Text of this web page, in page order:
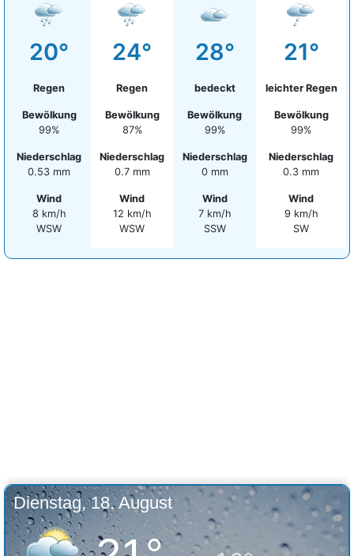
20°
Regen
Bewölkung
99%
Niederschlag
0.53 mm
Wind
8 km/h
WSW
24°
Regen
Bewölkung
87%
Niederschlag
0.7 mm
Wind
12 km/h
WSW
28°
bedeckt
Bewölkung
99%
Niederschlag
0 mm
Wind
7 km/h
SSW
21°
leichter Regen
Bewölkung
99%
Niederschlag
0.3 mm
Wind
9 km/h
SW
Dienstag, 18. August